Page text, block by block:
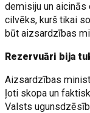
demisiju un
cilvēks, kurš tikai
būt aizsardzības
Rezervuāri bija
Aizsardzības
ļoti skopa un
Valsts